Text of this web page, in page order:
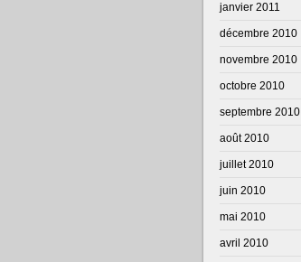
janvier 2011
décembre 2010
novembre 2010
octobre 2010
septembre 2010
août 2010
juillet 2010
juin 2010
mai 2010
avril 2010